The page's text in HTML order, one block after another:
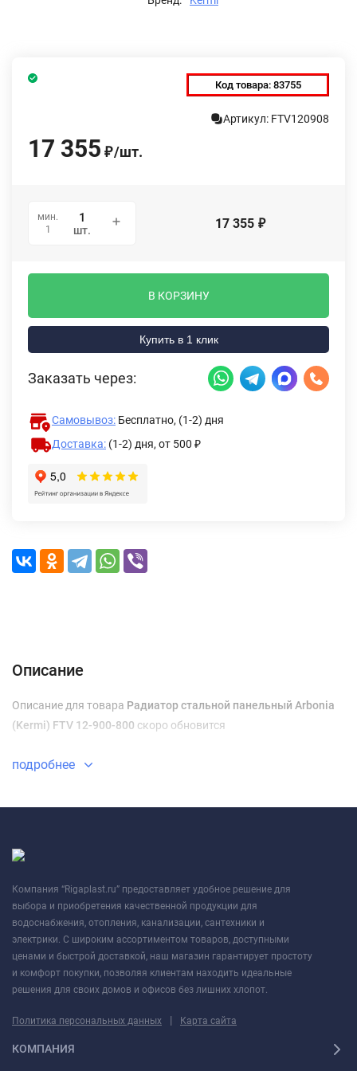
Код товара: 83755
Артикул: FTV120908
17 355 ₽/шт.
мин.
1
шт. 17 355 ₽
В КОРЗИНУ
Купить в 1 клик
Заказать через:
Самовывоз: Бесплатно, (1-2) дня
Доставка: (1-2) дня, от 500 ₽
Описание
Описание для товара Радиатор стальной панельный Arbonia
(Kermi) FTV 12-900-800 скоро обновится
подробнее
Компания “Rigaplast.ru” предоставляет удобное решение для
выбора и приобретения качественной продукции для
водоснабжения, отопления, канализации, сантехники и
электрики. С широким ассортиментом товаров, доступными
ценами и быстрой доставкой, наш магазин гарантирует простоту
и комфорт покупки, позволяя клиентам находить идеальные
решения для своих домов и офисов без лишних хлопот.
Политика персональных данных | Карта сайта
КОМПАНИЯ